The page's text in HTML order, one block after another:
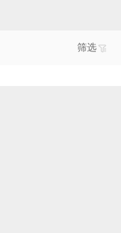
筛选